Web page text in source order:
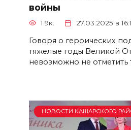
войны
1.9к. 27.03.2025 в
Говоря о героических
тяжелые годы Великой
невозможно не отметить
НОВОСТИ КАШАРСКОГО